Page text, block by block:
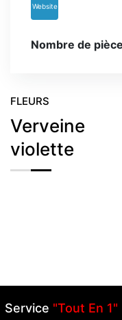
Website
Nombre de
FLEURS
Verveine
violette
Service "Tout En 1"